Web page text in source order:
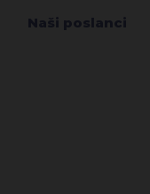
Naši poslanci